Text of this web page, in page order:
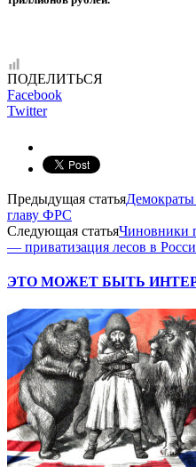
ПОДЕЛИТЬСЯ
Facebook
Twitter
Предыдущая статьяДемократы
главу ФРС
Следующая статьяЧиновники
— приватизация лесов в
ЭТО МОЖЕТ БЫТЬ